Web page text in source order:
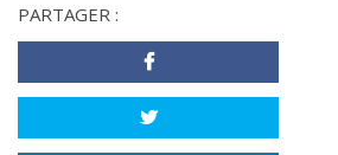
PARTAGER :